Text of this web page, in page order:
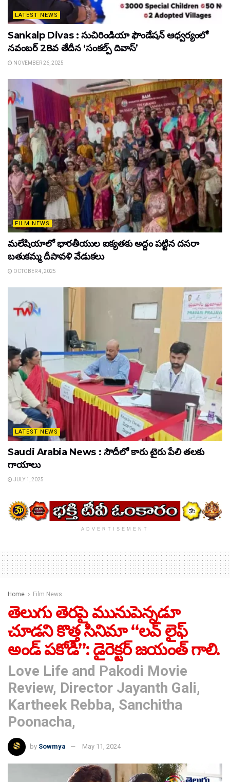
LATEST NEWS
Sankalp Divas : సుచిరిండియా ఫౌండేషన్ ఆధ్వర్యంలో
నవంబర్ 28వ తేదీన ‘సంకల్ప్ దివాస్’
NOVEMBER 26, 2025
FILM NEWS
మలేషియాలో భారతీయుల ఐక్యతకు అద్దం పట్టిన దసరా
బతుకమ్మ దీపావళి వేడుకలు
OCTOBER 4, 2025
LATEST NEWS
Saudi Arabia News : సౌదీలో కారు టైరు పేలి తలకు
గాయాలు
JULY 1, 2025
ADVERTISEMENT
Home Film News
తెలుగు తెరపై మునుపెన్నడూ
చూడని కొత్త సినిమా “లవ్ లైఫ్
అండ్ పకోడీ”: డైరెక్టర్ జయంత్ గాలి.
Love Life and Pakodi Movie
Review, Director Jayanth Gali,
Kartheek Rebba, Sanchitha
Poonacha,
by Sowmya May 11, 2024